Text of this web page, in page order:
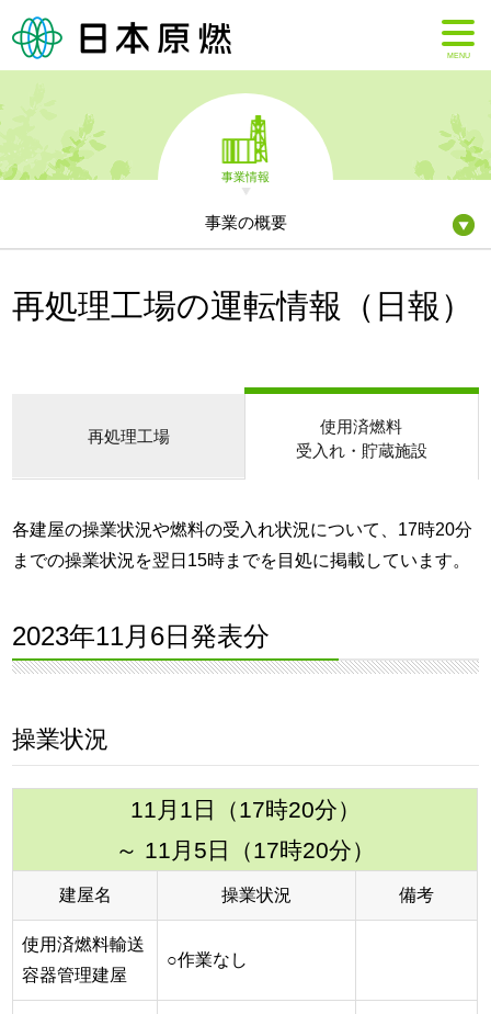
MENU
事業情報
事業の概要
再処理工場の運転情報（日報）
再処理工場
使用済燃料
受入れ・貯蔵施設
各建屋の操業状況や燃料の受入れ状況について、17時20分
までの操業状況を翌日15時までを目処に掲載しています。
2023年11月6日発表分
操業状況
11月1日（17時20分）
～ 11月5日（17時20分）
建屋名 操業状況 備考
使用済燃料輸送
容器管理建屋
○作業なし